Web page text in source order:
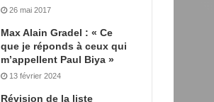
26 mai 2017
Max Alain Gradel : « Ce
que je réponds à ceux qui
m’appellent Paul Biya »
13 février 2024
Révision de la liste